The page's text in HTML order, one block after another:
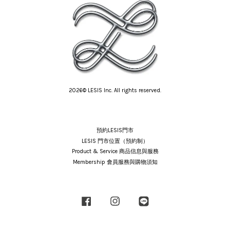
2026© LESIS Inc. All rights reserved.
預約LESIS門市
LESIS 門市位置（預約制）
Product & Service 商品信息與服務
Membership 會員服務與購物須知
Facebook Instagram